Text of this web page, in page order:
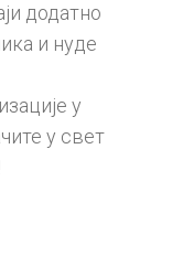
додатно
и нуде
у
у свет